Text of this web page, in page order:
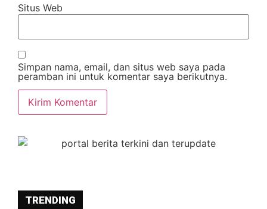
Situs Web
Simpan nama, email, dan situs web saya pada
peramban ini untuk komentar saya berikutnya.
TRENDING